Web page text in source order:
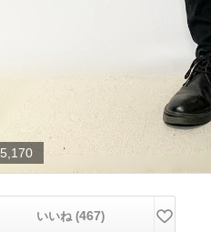
5,170
いいね (467)